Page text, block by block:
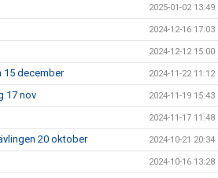
2025-01-02 13:49
2024-12-16 17:03
2024-12-12 15:00
15 december 2024-11-22 11:12
17 nov 2024-11-19 15:43
2024-11-17 11:48
20 oktober 2024-10-21 20:34
2024-10-16 13:28